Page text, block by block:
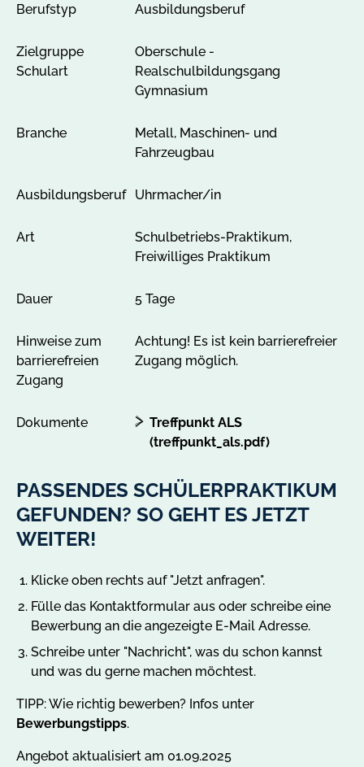
e
e
Berufstyp Ausbildungsberuf
Zielgruppe
Schulart
Oberschule -
Realschulbildungsgang
Gymnasium
Branche
Metall, Maschinen- und
Fahrzeugbau
Ausbildungsberuf Uhrmacher/in
Art
Schulbetriebs-Praktikum,
Freiwilliges Praktikum
Dauer 5 Tage
Hinweise zum
barrierefreien
Zugang
Achtung! Es ist kein barrierefreier
Zugang möglich.
Dokumente
Treffpunkt ALS
(treffpunkt_als.pdf)
PASSENDES SCHÜLERPRAKTIKUM
GEFUNDEN? SO GEHT ES JETZT
WEITER!
Klicke oben rechts auf "Jetzt anfragen".
Fülle das Kontaktformular aus oder schreibe eine
Bewerbung an die angezeigte E-Mail Adresse.
Schreibe unter "Nachricht", was du schon kannst
und was du gerne machen möchtest.
TIPP: Wie richtig bewerben? Infos unter
Bewerbungstipps.
Angebot aktualisiert am 01.09.2025